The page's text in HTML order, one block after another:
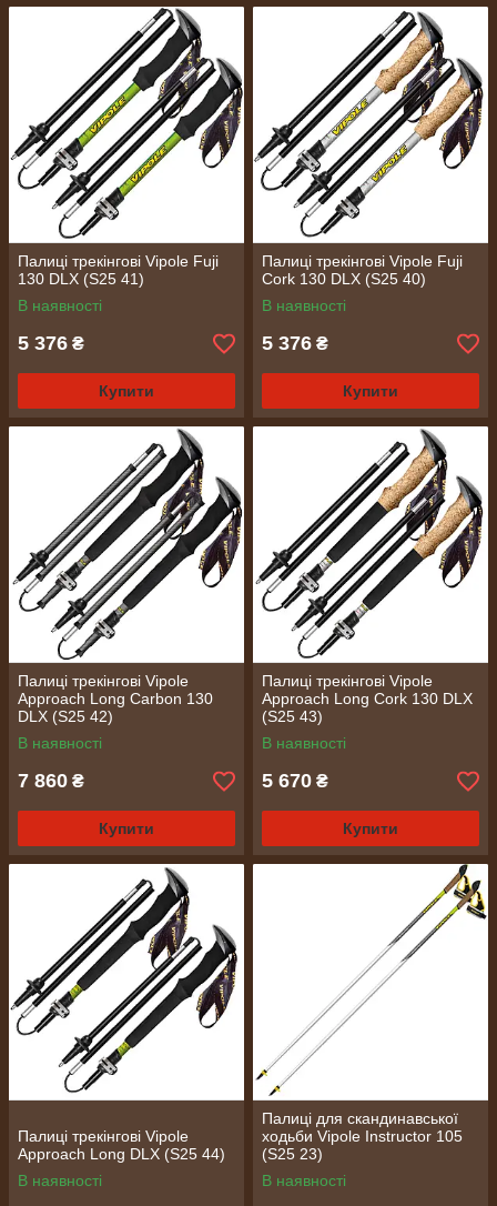
Палиці трекінгові Vipole Fuji
130 DLX (S25 41)
В наявності
5 376 ₴
Купити
Палиці трекінгові Vipole Fuji
Cork 130 DLX (S25 40)
В наявності
5 376 ₴
Купити
Палиці трекінгові Vipole
Approach Long Carbon 130
DLX (S25 42)
В наявності
7 860 ₴
Купити
Палиці трекінгові Vipole
Approach Long Cork 130 DLX
(S25 43)
В наявності
5 670 ₴
Купити
Палиці трекінгові Vipole
Approach Long DLX (S25 44)
В наявності
Палиці для скандинавської
ходьби Vipole Instructor 105
(S25 23)
В наявності